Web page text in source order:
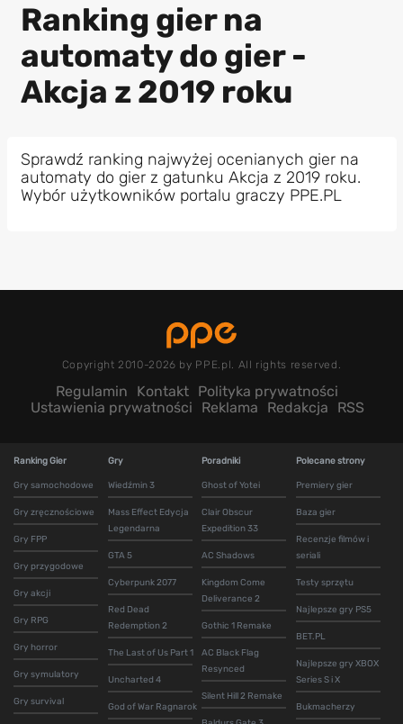
Ranking gier na
automaty do gier -
Akcja z 2019 roku
Sprawdź ranking najwyżej ocenianych gier na
automaty do gier z gatunku Akcja z 2019 roku.
Wybór użytkowników portalu graczy PPE.PL
Copyright 2010-2026 by PPE.pl. All rights reserved.
Regulamin Kontakt Polityka prywatności
Ustawienia prywatności
Reklama Redakcja RSS
Ranking Gier
Gry samochodowe
Gry zręcznościowe
Gry FPP
Gry przygodowe
Gry akcji
Gry RPG
Gry horror
Gry symulatory
Gry survival
Gry
Wiedźmin 3
Mass Effect Edycja
Legendarna
GTA 5
Cyberpunk 2077
Red Dead
Redemption 2
The Last of Us Part 1
Uncharted 4
God of War Ragnarok
Poradniki
Ghost of Yotei
Clair Obscur
Expedition 33
AC Shadows
Kingdom Come
Deliverance 2
Gothic 1 Remake
AC Black Flag
Resynced
Silent Hill 2 Remake
Polecane strony
Premiery gier
Baza gier
Recenzje filmów i
seriali
Testy sprzętu
Najlepsze gry PS5
BET.PL
Najlepsze gry XBOX
Series S i X
Bukmacherzy